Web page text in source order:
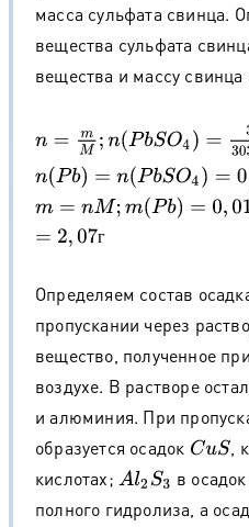
масса сульфата свинца.
вещества сульфата
вещества и массу свинца
n= m M;n(PbSO4)=3,03 г303г/
n(Pb)=n (P bSO4)=0,01м оль
г
m= nM;m(Pb)=0,01м ол ь⋅207
Определяем состав
пропускании через
вещество, полученное
воздухе. В растворе
и алюминия. При
образуется осадок CuS
кислотах; Al2S3
в
полного гидролиза, а